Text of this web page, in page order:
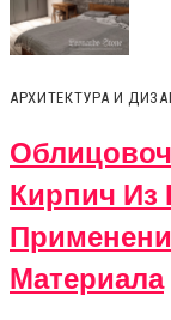
АРХИТЕКТУРА И
Кирпич Из
Материала